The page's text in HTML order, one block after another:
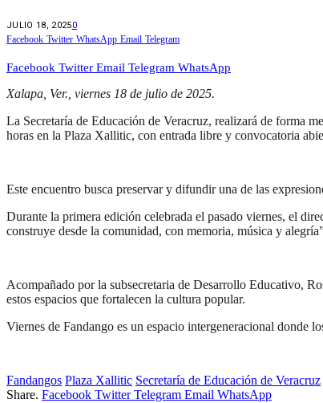
JULIO 18, 20250
Facebook Twitter WhatsApp Email Telegram
Facebook Twitter Email Telegram WhatsApp
Xalapa, Ver., viernes 18 de julio de 2025.
La Secretaría de Educación de Veracruz, realizará de forma
horas en la Plaza Xallitic, con entrada libre y convocatoria
Este encuentro busca preservar y difundir una de las
Durante la primera edición celebrada el pasado viernes, el
construye desde la comunidad, con memoria, música y
Acompañado por la subsecretaria de Desarrollo Educativo,
estos espacios que fortalecen la cultura popular.
Viernes de Fandango es un espacio intergeneracional donde
Fandangos Plaza Xallitic Secretaría de Educación de Veracruz
Share. Facebook Twitter Telegram Email WhatsApp